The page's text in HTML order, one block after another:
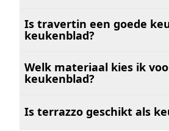
Is travertin een goede
keukenblad?
Welk materiaal kies ik
keukenblad?
Is terrazzo geschikt als